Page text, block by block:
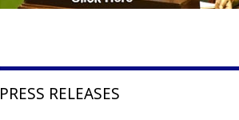
PRESS RELEASES